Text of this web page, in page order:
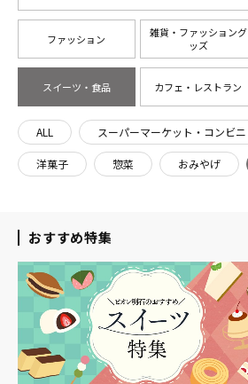
ファッション
雑貨・ファッショング
ッズ
スイーツ・食品 カフェ・レストラン
ALL スーパーマーケット・コンビニ
洋菓子 惣菜 おみやげ
おすすめ特集